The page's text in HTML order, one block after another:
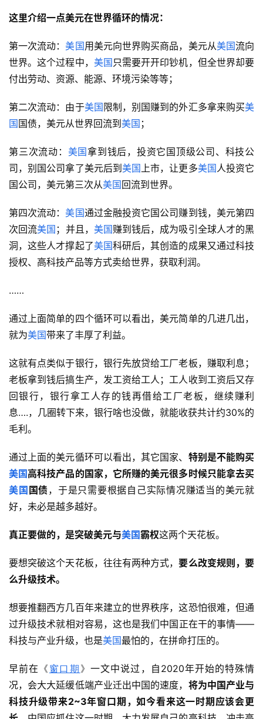
这里介绍一点美元在世界循环的情况：
第一次流动：美国用美元向世界购买商品，美元从美国流向
世界。这个过程中， 美国 只需要开开印钞机，但全世界却要
付出劳动、资源、能源、环境污染等等；
第二次流动：由于美国 限制，别国赚到的外汇多拿来购买美
国 国债，美元从世界回流到 美国 ；
第三次流动： 美国拿到钱后，投资它国顶级公司、科技公
司，别国公司拿了美元后到 美国上市，让更多美国人投资它
国公司，美元第三次从美国 回流到世界。
第四次流动：美国通过金融投资它国公司赚到钱，美元第四
次回流美国 ；并且， 美国赚到钱后，成为吸引全球人才的黑
洞，这些人才撑起了美国科研后，其创造的成果又通过科技
授权、高科技产品等方式卖给世界，获取利润。
……
通过上面简单的四个循环可以看出，美元简单的几进几出，
就为美国带来了丰厚了利益。
这就有点类似于银行，银行先放贷给工厂老板，赚取利息；
老板拿到钱后搞生产，发工资给工人；工人收到工资后又存
回银行，银行拿工人存的钱再借给工厂老板，继续赚利
息….，几圈转下来，银行啥也没做，就能收获共计约30%的
毛利。
通过上面的美元循环可以看出，其它国家、 特别是不能购买
美国高科技产品的国家，它所赚的美元很多时候只能拿去买
美国 国债，于是只需要根据自己实际情况赚适当的美元就
好，未必是越多越好。
真正要做的，是突破美元与美国霸权这两个天花板。
要想突破这个天花板，往往有两种方式，要么改变规则，要
么升级技术。
想要推翻西方几百年来建立的世界秩序，这恐怕很难，但通
过升级技术就相对容易，这也是我们中国正在干的事情——
科技与产业升级，也是美国最怕的，在拼命打压的。
早前在 《 窗口期 》一文中说过，自2020年开始的特殊情
况，会大大延缓低端产业迁出中国的速度， 将为中国产业与
科技升级带来2~3年窗口期，如今看来这一时期应该会更